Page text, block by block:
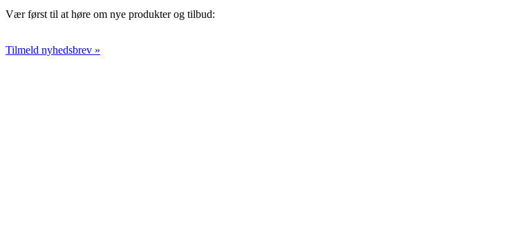
Vær først til at høre om nye produkter og tilbud:
Tilmeld nyhedsbrev »